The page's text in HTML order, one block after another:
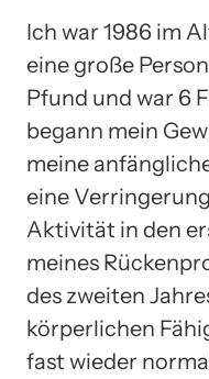
Ich war 1986 im
eine große
Pfund und war 6
begann mein
meine
eine
Aktivität in den
meines
des zweiten
körperlichen
fast wieder